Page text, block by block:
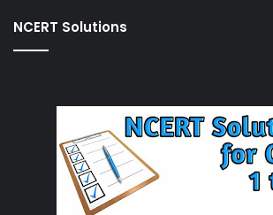
NCERT Solutions